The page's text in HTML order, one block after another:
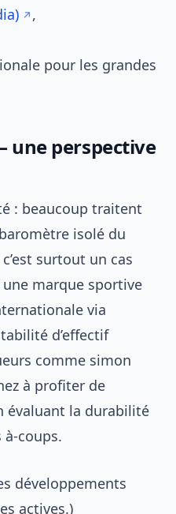
,
pour les grandes
une perspective
: beaucoup traitent
isolé du
surtout un cas
une marque sportive
via
d’effectif
comme simon
à profiter de
évaluant la durabilité
à-coups.
développements
actives.)